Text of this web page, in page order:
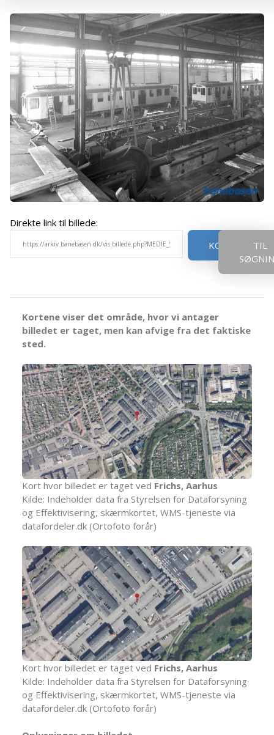
Direkte link til billede:
KOPIER
TIL
Kortene viser det område, hvor vi antager
billedet er taget, men kan afvige fra det faktiske
sted.
Kort hvor billedet er taget ved Frichs, Aarhus
Kilde: Indeholder data fra Styrelsen for Dataforsyning
og Effektivisering, skærmkortet, WMS-tjeneste via
datafordeler.dk (Ortofoto forår)
Kort hvor billedet er taget ved Frichs, Aarhus
Kilde: Indeholder data fra Styrelsen for Dataforsyning
og Effektivisering, skærmkortet, WMS-tjeneste via
datafordeler.dk (Ortofoto forår)